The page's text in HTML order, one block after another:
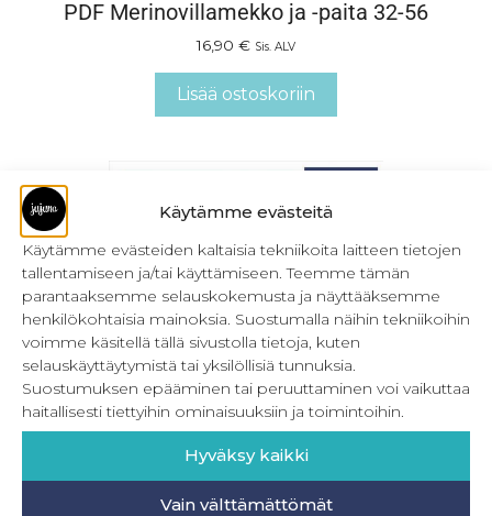
Käytämme evästeitä
Käytämme evästeiden kaltaisia tekniikoita laitteen tietojen
tallentamiseen ja/tai käyttämiseen. Teemme tämän
parantaaksemme selauskokemusta ja näyttääksemme
henkilökohtaisia mainoksia. Suostumalla näihin tekniikoihin
voimme käsitellä tällä sivustolla tietoja, kuten
selauskäyttäytymistä tai yksilöllisiä tunnuksia.
Suostumuksen epääminen tai peruuttaminen voi vaikuttaa
haitallisesti tiettyihin ominaisuuksiin ja toimintoihin.
Hyväksy kaikki
Vain välttämättömät
PDF Merinovillamekko ja -paita 32-56
16,90 € Sis. ALV
Lisää ostoskoriin
PDF Luistinpussit ja pehmeät teräsuojat
5,90€ Sis. ALV